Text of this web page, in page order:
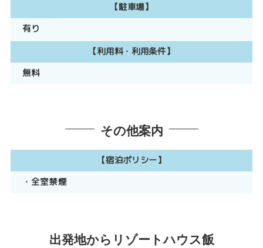
【駐車場】
有り
【利用料・利用条件】
無料
その他案内
【宿泊ポリシー】
・全室禁煙
出発地からリゾートハウス飯